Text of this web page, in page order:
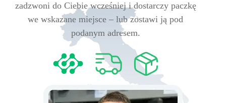
zadzwoni do Ciebie wcześniej i dostarczy paczkę
we wskazane miejsce – lub zostawi ją pod
podanym adresem.